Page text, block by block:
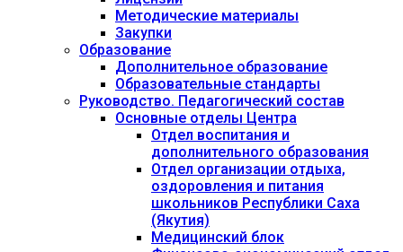
Методические материалы
Закупки
Образование
Дополнительное образование
Образовательные стандарты
Руководство. Педагогический состав
Основные отделы Центра
Отдел воспитания и
дополнительного образования
Отдел организации отдыха,
оздоровления и питания
школьников Республики Саха
(Якутия)
Медицинский блок